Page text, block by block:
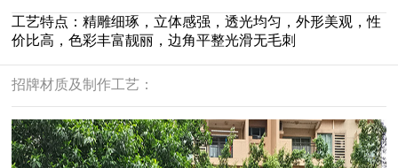
工艺特点：精雕细琢，立体感强，透光均匀，外形美观，性
价比高，色彩丰富靓丽，边角平整光滑无毛刺
招牌材质及制作工艺：